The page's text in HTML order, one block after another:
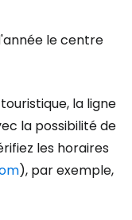
le centre
la ligne
la possibilité de
les horaires
), par exemple,